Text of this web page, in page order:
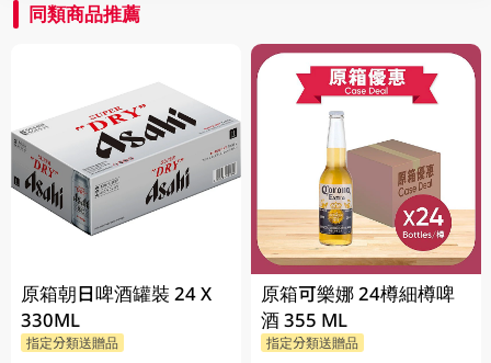
同類商品推薦
原箱朝日啤酒罐裝 24 X
330ML
指定分類送贈品
原箱可樂娜 24樽細樽啤
酒 355 ML
指定分類送贈品